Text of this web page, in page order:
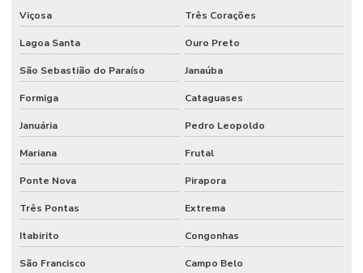
Fornecedor De Terminal Fêmea Unf Em Minas Gerais
Fornecedor De Válvula Reguladora Em Minas Gerais
Fornecedor Terminal Fêmea Jic 37 Graus Mg
Fornecedores De Válvula Segurança Hidráulica Minas Gerais
Instalação De Comando Hidráulico Para Máquinas
Instalação De Direção Hidráulica Para Máquinas Pesadas
Instalação De Equipamentos
Viçosa Três Corações
Lagoa Santa Ouro Preto
São Sebastião do Paraíso Janaúba
Formiga Cataguases
Januária Pedro Leopoldo
Mariana Frutal
Ponte Nova Pirapora
Três Pontas Extrema
Itabirito Congonhas
São Francisco Campo Belo